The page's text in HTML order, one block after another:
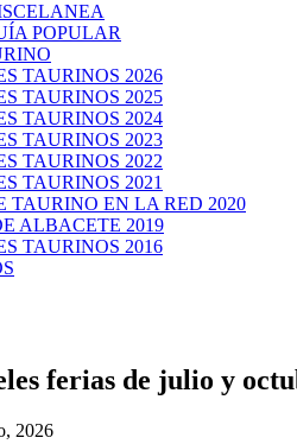
POPULAR
TAURINOS 2026
TAURINOS 2025
TAURINOS 2024
TAURINOS 2023
TAURINOS 2022
TAURINOS 2021
TAURINO EN LA RED 2020
ALBACETE 2019
TAURINOS 2016
ferias de julio y
2026